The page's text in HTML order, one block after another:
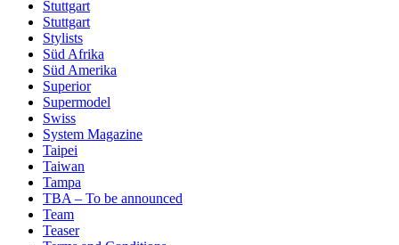
Stuttgart
Stuttgart
Stylists
Süd Afrika
Süd Amerika
Superior
Supermodel
Swiss
System Magazine
Taipei
Taiwan
Tampa
TBA – To be announced
Team
Teaser